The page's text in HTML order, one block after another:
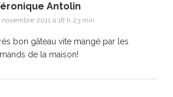
Antolin
novembre 2011 à 18 h 23 min
bon gâteau vite mangé par les
de la maison!